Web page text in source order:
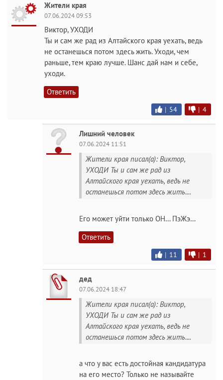
Жители края
07.06.2024 09:53
Виктор, УХОДИ
Ты и сам же рад из Алтайского края уехать, ведь
не останешься потом здесь жить. Уходи, чем
раньше, тем краю лучше. Шанс дай нам и себе,
уходи.
Ответить
| 54 | 4
Лишний человек
07.06.2024 11:51
Жители края писал(а): Виктор,
УХОДИ Ты и сам же рад из
Алтайского края уехать, ведь не
останешься потом здесь жить....
Его может уйти только ОН… ПэЖэ…
Ответить
| 11 | 1
дед
07.06.2024 18:47
Жители края писал(а): Виктор,
УХОДИ Ты и сам же рад из
Алтайского края уехать, ведь не
останешься потом здесь жить....
а что у вас есть достойная кандидатура
на его место? Только не называйте